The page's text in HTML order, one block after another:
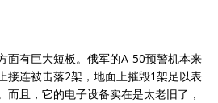
面有巨大短板。俄军的A-50预警机本来
接连被击落2架，地面上摧毁1架足以表
而且，它的电子设备实在是太老旧了，